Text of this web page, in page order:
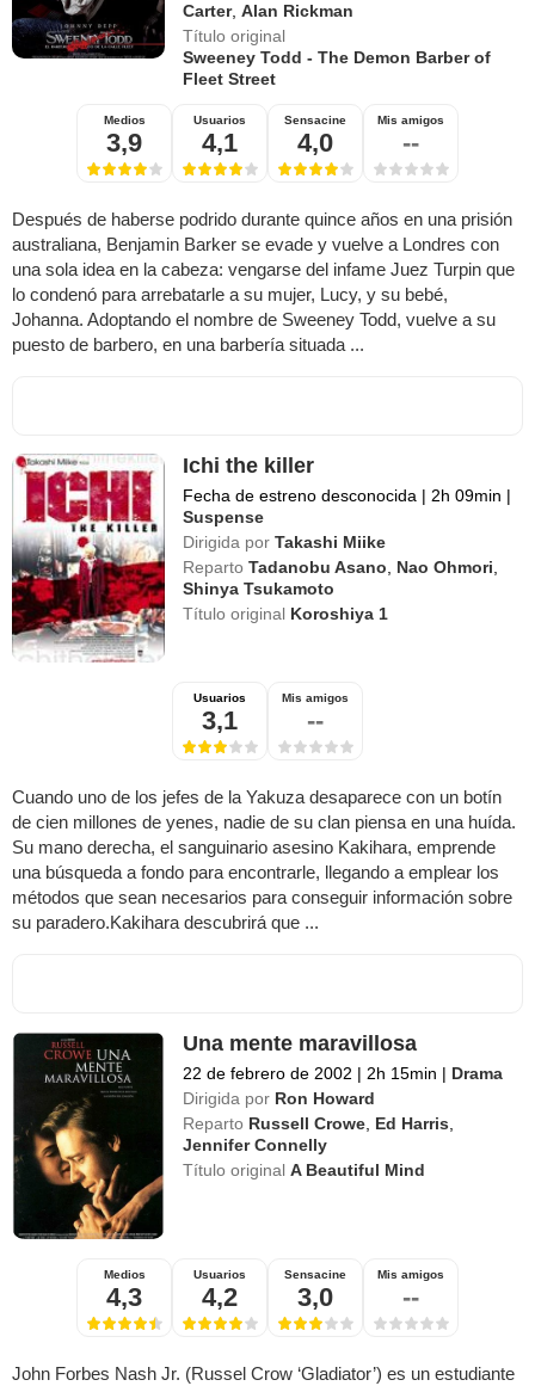
Carter,Alan Rickman
Título original
Sweeney Todd - The Demon Barber of
Fleet Street
Medios
3,9
Usuarios
4,1
Sensacine
4,0
Mis amigos
--
Después de haberse podrido durante quince años en una prisión
australiana, Benjamin Barker se evade y vuelve a Londres con
una sola idea en la cabeza: vengarse del infame Juez Turpin que
lo condenó para arrebatarle a su mujer, Lucy, y su bebé,
Johanna. Adoptando el nombre de Sweeney Todd, vuelve a su
puesto de barbero, en una barbería situada ...
Ichi the killer
Fecha de estreno desconocida | 2h 09min |
Suspense
Dirigida por Takashi Miike
Reparto Tadanobu Asano Nao Ohmori
Shinya Tsukamoto
Título original Koroshiya 1
Usuarios
3,1
Mis amigos
--
Cuando uno de los jefes de la Yakuza desaparece con un botín
de cien millones de yenes, nadie de su clan piensa en una huída.
Su mano derecha, el sanguinario asesino Kakihara, emprende
una búsqueda a fondo para encontrarle, llegando a emplear los
métodos que sean necesarios para conseguir información sobre
su paradero.Kakihara descubrirá que ...
Una mente maravillosa
22 de febrero de 2002 | 2h 15min | Drama
Dirigida por Ron Howard
Reparto Russell Crowe Ed Harris
Jennifer Connelly
Título originalA Beautiful Mind
Medios
4,3
Usuarios
4,2
Sensacine
3,0
Mis amigos
--
John Forbes Nash Jr. (Russel Crow ‘Gladiator’) es un estudiante